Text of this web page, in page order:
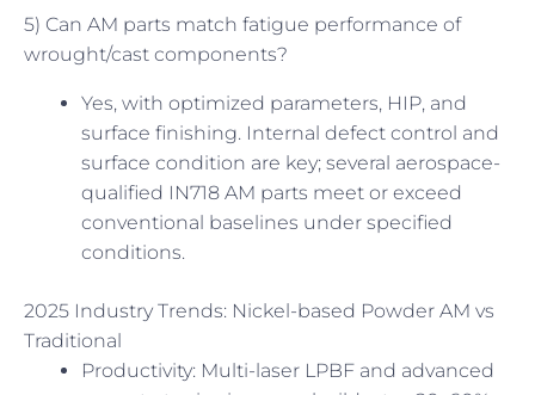
5) Can AM parts match fatigue performance of
wrought/cast components?
Yes, with optimized parameters, HIP, and
surface finishing. Internal defect control and
surface condition are key; several aerospace-
qualified IN718 AM parts meet or exceed
conventional baselines under specified
conditions.
2025 Industry Trends: Nickel-based Powder AM vs
Traditional
Productivity: Multi-laser LPBF and advanced